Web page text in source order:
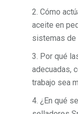
2. Cómo
aceite en
sistemas de
3. Por qué
adecuadas,
trabajo sea
4. ¿En qué